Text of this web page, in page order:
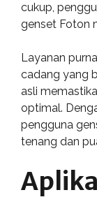
cukup,
genset Foton
Layanan
cadang yang
asli
optimal.
pengguna
tenang dan